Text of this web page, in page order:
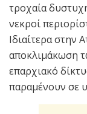
τροχαία
νεκροί
Ιδιαίτερα στην
αποκλιμάκωση
επαρχιακό
παραμένουν σε